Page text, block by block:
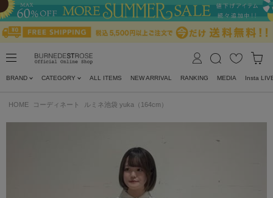
BRAND CATEGORY ALL ITEMS NEW ARRIVAL RANKING MEDIA Insta
HOME コーディネート ルミネ池袋 yuka（164cm）